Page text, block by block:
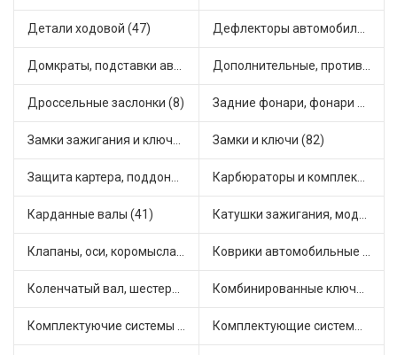
Детали ходовой (47) Дефлекторы автомобильные (6)
Домкраты, подставки автомобильные (1) Дополнительные, противотуманные фары (4)
Дроссельные заслонки (8) Задние фонари, фонари видимости (10)
Замки зажигания и ключи (25) Замки и ключи (82)
Защита картера, поддона, КПП (6) Карбюраторы и комплектующие (62)
Карданные валы (41) Катушки зажигания, модули зажигания (18)
Клапаны, оси, коромысла (26) Коврики автомобильные (12)
Коленчатый вал, шестерни коленчатого вала (10) Комбинированные ключи (3)
Комплектуючие системы стеклоочистителя (17) Комплектующие системы выпуска отработавших газов (18)